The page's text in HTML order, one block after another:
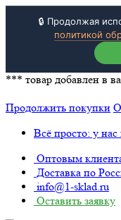
🔒 Продолжая
политикой
*** товар добавлен в
Продолжить покупки
Всё просто: у
Оптовым
Доставка по
info@1-sklad.ru
Оставить заявку